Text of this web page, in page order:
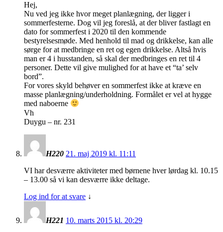
Hej,
Nu ved jeg ikke hvor meget planlægning, der ligger i
sommerfesterne. Dog vil jeg foreslå, at der bliver fastlagt en
dato for sommerfest i 2020 til den kommende
bestyrelsesmøde. Med henhold til mad og drikkelse, kan alle
sørge for at medbringe en ret og egen drikkelse. Altså hvis
man er 4 i husstanden, så skal der medbringes en ret til 4
personer. Dette vil give mulighed for at have et “ta’ selv
bord”.
For vores skyld behøver en sommerfest ikke at kræve en
masse planlægning/underholdning. Formålet er vel at hygge
med naboerne
Vh
Duygu – nr. 231
H220 21. maj 2019 kl. 11:11
VI har desværre aktiviteter med børnene hver lørdag kl. 10.15
– 13.00 så vi kan desværre ikke deltage.
Log ind for at svare ↓
H221 10. marts 2015 kl. 20:29